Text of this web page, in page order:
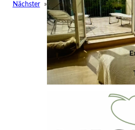
Nächster »